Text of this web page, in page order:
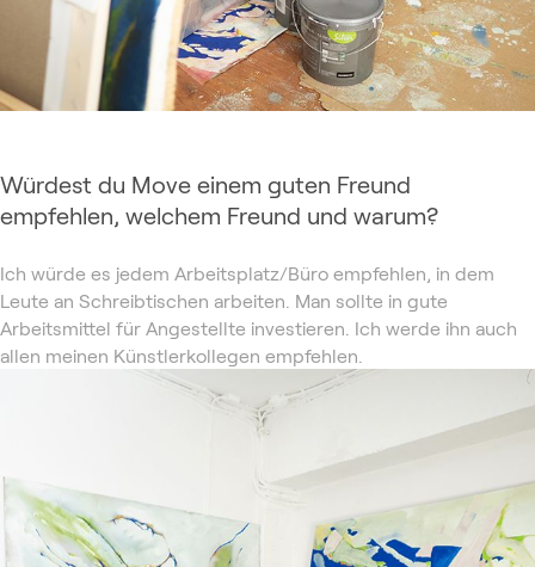
Würdest du Move einem guten Freund
empfehlen, welchem Freund und warum?
Ich würde es jedem Arbeitsplatz/Büro empfehlen, in dem
Leute an Schreibtischen arbeiten. Man sollte in gute
Arbeitsmittel für Angestellte investieren. Ich werde ihn auch
allen meinen Künstlerkollegen empfehlen.